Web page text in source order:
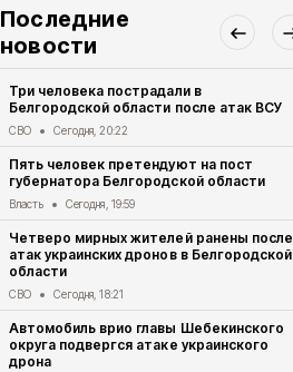
Последние
новости
Три человека пострадали в
Белгородской области после атак ВСУ
СВО Сегодня, 20:22
Пять человек претендуют на пост
губернатора Белгородской области
Власть Сегодня, 19:59
Четверо мирных жителей ранены после
атак украинских дронов в Белгородской
области
СВО Сегодня, 18:21
Автомобиль врио главы Шебекинского
округа подвергся атаке украинского
дрона